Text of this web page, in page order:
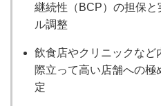
継続性（BCP）の担保
ル調整
飲食店やクリニックなど
際立って高い店舗への
定